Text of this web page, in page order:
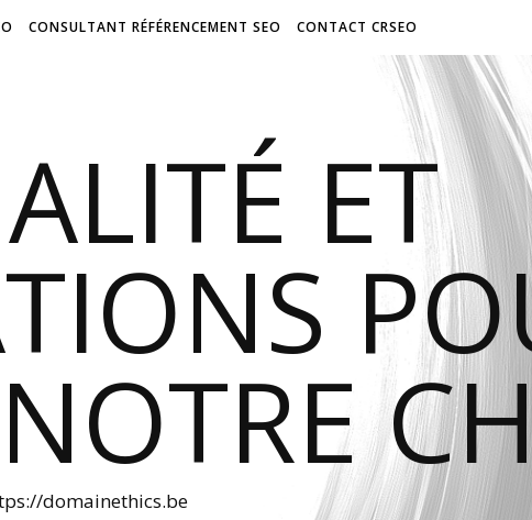
CONSULTANT RÉFÉRENCEMENT SEO CONTACT CRSEO
ET
domainethics.be